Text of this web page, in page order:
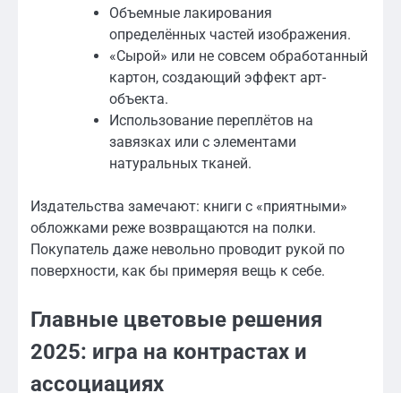
Объемные лакирования
определённых частей изображения.
«Сырой» или не совсем обработанный
картон, создающий эффект арт-
объекта.
Использование переплётов на
завязках или с элементами
натуральных тканей.
Издательства замечают: книги с «приятными»
обложками реже возвращаются на полки.
Покупатель даже невольно проводит рукой по
поверхности, как бы примеряя вещь к себе.
Главные цветовые решения
2025: игра на контрастах и
ассоциациях